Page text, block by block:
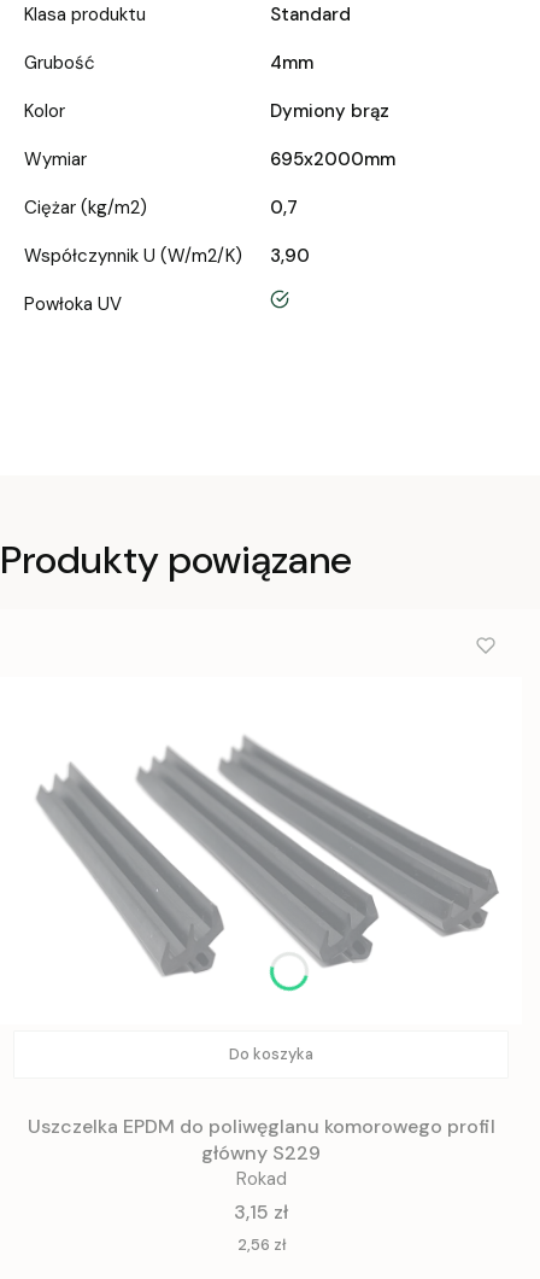
Klasa produktu
Standard
Grubość
4mm
Kolor
Dymiony brąz
Wymiar
695x2000mm
Ciężar (kg/m2)
0,7
Współczynnik U (W/m2/K)
3,90
Powłoka UV
tak
Produkty powiązane
Do koszyka
Uszczelka EPDM do poliwęglanu komorowego profil
główny S229
Rokad
Cena
3,15 zł
Cena
2,56 zł